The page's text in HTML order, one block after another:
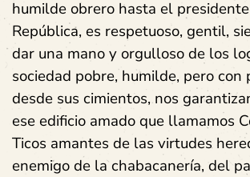
humilde obrero hasta el
República, es respetuoso, gentil,
dar una mano y orgulloso de los
sociedad pobre, humilde, pero con
desde sus cimientos, nos
ese edificio amado que llamamos
Ticos amantes de las virtudes
enemigo de la chabacanería, del